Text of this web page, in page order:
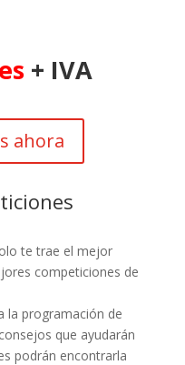
+ IVA
ahora
te trae el mejor
competiciones de
la programación de
que ayudarán
podrán encontrarla